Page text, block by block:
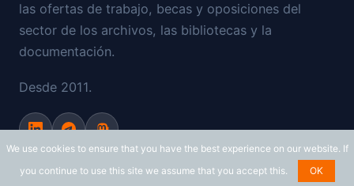
las ofertas de trabajo, becas y oposiciones del
sector de los archivos, las bibliotecas y la
documentación.
Desde 2011.
Copyright © 2011 - 2026 Bibliojobs.net
We use cookies to ensure that you have the best experience on our website. If
you continue to use this site we assume that you accept this.
OK